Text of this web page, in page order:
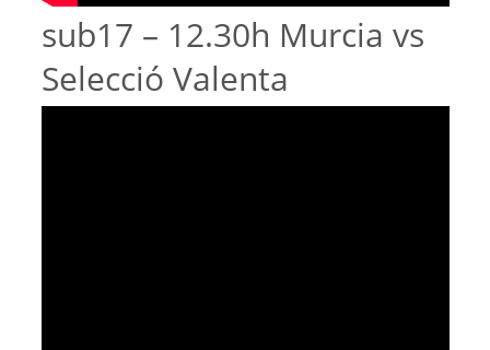
sub17 – 12.30h Murcia vs
Selecció Valenta